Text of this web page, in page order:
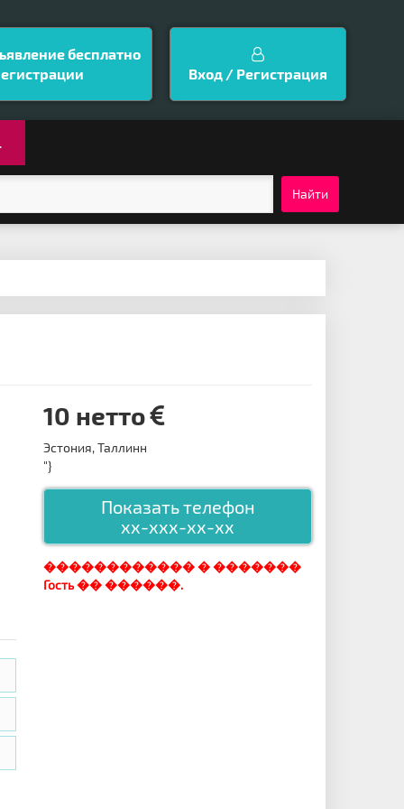
бесплатно
Вход / Регистрация
Найти
10 нетто
Эстония, Таллинн
"}
Показать телефон
xx-xxx-xx-xx
������������ � �������
Гость �� ������.